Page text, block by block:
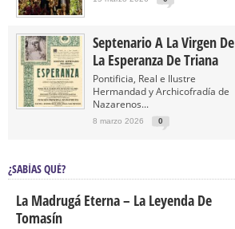
Septenario A La Virgen De
La Esperanza De Triana
Pontificia, Real e Ilustre
Hermandad y Archicofradía de
Nazarenos...
8 marzo 2026 0
¿SABÍAS QUÉ?
La Madrugá Eterna – La Leyenda De
Tomasín